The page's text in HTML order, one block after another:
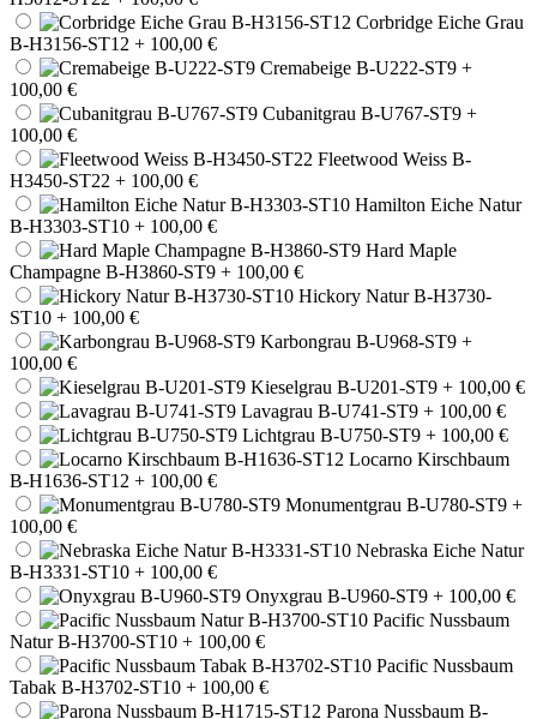
Corbridge Eiche Grau
B-H3156-ST12 + 100,00 €
Cremabeige B-U222-ST9 +
100,00 €
Cubanitgrau B-U767-ST9 +
100,00 €
Fleetwood Weiss B-
H3450-ST22 + 100,00 €
Hamilton Eiche Natur
B-H3303-ST10 + 100,00 €
Hard Maple
Champagne B-H3860-ST9 + 100,00 €
Hickory Natur B-H3730-
ST10 + 100,00 €
Karbongrau B-U968-ST9 +
100,00 €
Kieselgrau B-U201-ST9 + 100,00 €
Lavagrau B-U741-ST9 + 100,00 €
Lichtgrau B-U750-ST9 + 100,00 €
Locarno Kirschbaum
B-H1636-ST12 + 100,00 €
Monumentgrau B-U780-ST9 +
100,00 €
Nebraska Eiche Natur
B-H3331-ST10 + 100,00 €
Onyxgrau B-U960-ST9 + 100,00 €
Pacific Nussbaum
Natur B-H3700-ST10 + 100,00 €
Pacific Nussbaum
Tabak B-H3702-ST10 + 100,00 €
Parona Nussbaum B-